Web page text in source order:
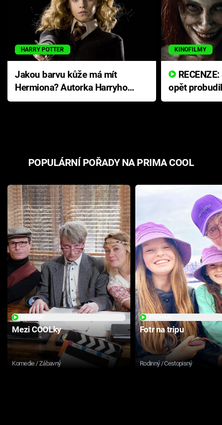
HARRY POTTER
Jakou barvu kůže má mít
Hermiona? Autorka Harryho
Pottera přišla s ráznou
KINOFILMY
opět
přichází s
POPULÁRNÍ POŘADY NA PRIMA COOL
Mezi COOLky
Komedie / Zábavný
Fotr na tripu
Rodinný / Cestopisný